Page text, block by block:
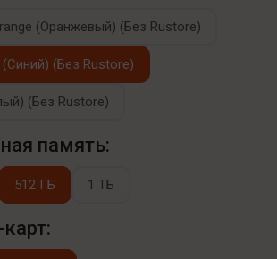
(Оранжевый) (Без Rustore)
(Синий) (Без Rustore)
(Без Rustore)
память:
512 ГБ 1 ТБ